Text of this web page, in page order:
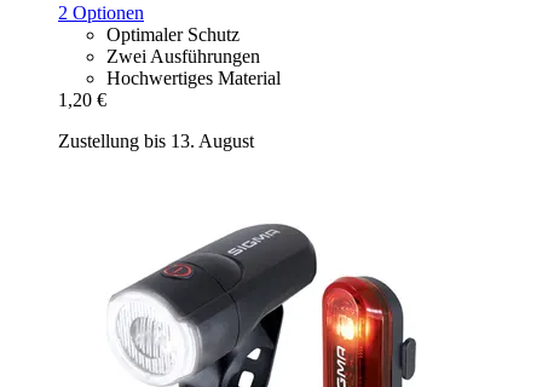
2 Optionen
Optimaler Schutz
Zwei Ausführungen
Hochwertiges Material
1,20 €
Zustellung bis 13. August